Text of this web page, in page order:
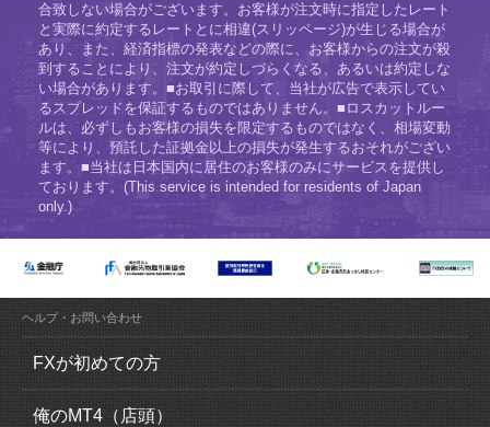
合致しない場合がございます。お客様が注文時に指定したレート
と実際に約定するレートとに相違(スリッページ)が生じる場合が
あり、また、経済指標の発表などの際に、お客様からの注文が殺
到することにより、注文が約定しづらくなる、あるいは約定しな
い場合があります。■お取引に際して、当社が広告で表示してい
るスプレッドを保証するものではありません。■ロスカットルー
ルは、必ずしもお客様の損失を限定するものではなく、相場変動
等により、預託した証拠金以上の損失が発生するおそれがござい
ます。■当社は日本国内に居住のお客様のみにサービスを提供し
ております。(This service is intended for residents of Japan
only.)
ヘルプ・お問い合わせ
FXが初めての方
FX（外国為替証拠金取引）とは？
俺のMT4（店頭）